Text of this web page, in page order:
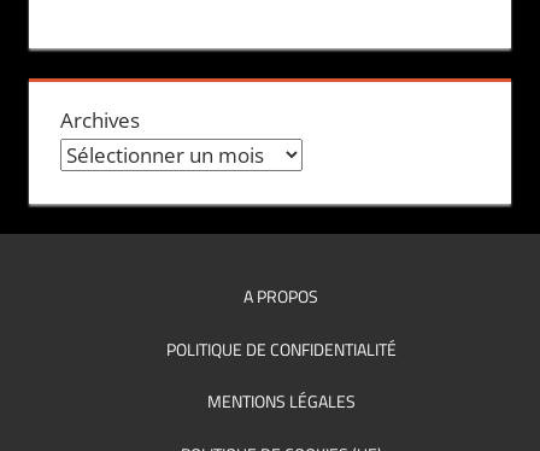
Archives
A PROPOS
POLITIQUE DE CONFIDENTIALITÉ
MENTIONS LÉGALES